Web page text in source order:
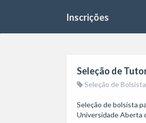
Inscrições
Seleção de
Seleção de
Seleção de bolsista
Universidade Aberta